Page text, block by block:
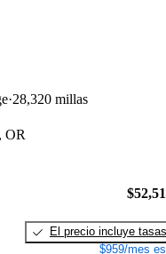
28,320 millas
OR
El precio incluye tasas
$959/mes